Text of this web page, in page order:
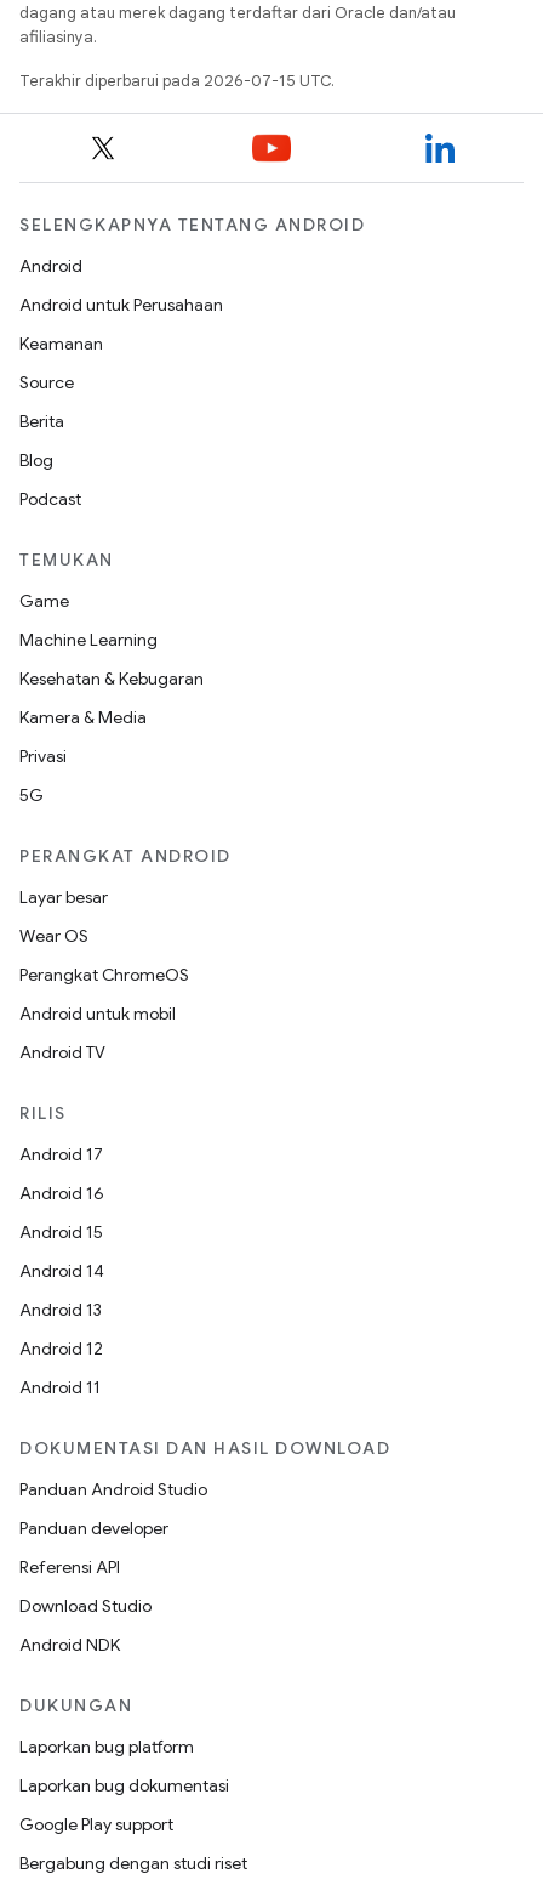
dagang atau merek dagang terdaftar dari Oracle dan/atau
afiliasinya.
Terakhir diperbarui pada 2026-07-15 UTC.
SELENGKAPNYA TENTANG ANDROID
Android
Android untuk Perusahaan
Keamanan
Source
Berita
Blog
Podcast
TEMUKAN
Game
Machine Learning
Kesehatan & Kebugaran
Kamera & Media
Privasi
5G
PERANGKAT ANDROID
Layar besar
Wear OS
Perangkat ChromeOS
Android untuk mobil
Android TV
RILIS
Android 17
Android 16
Android 15
Android 14
Android 13
Android 12
Android 11
DOKUMENTASI DAN HASIL DOWNLOAD
Panduan Android Studio
Panduan developer
Referensi API
Download Studio
Android NDK
DUKUNGAN
Laporkan bug platform
Laporkan bug dokumentasi
Google Play support
Bergabung dengan studi riset